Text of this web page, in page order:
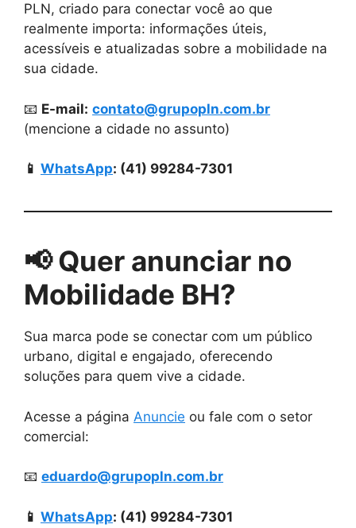
PLN, criado para conectar você ao que
realmente importa: informações úteis,
acessíveis e atualizadas sobre a mobilidade na
sua cidade.
📧 E-mail: contato@grupopln.com.br
(mencione a cidade no assunto)
📱 WhatsApp: (41) 99284-7301
📢 Quer anunciar no
Mobilidade BH?
Sua marca pode se conectar com um público
urbano, digital e engajado, oferecendo
soluções para quem vive a cidade.
Acesse a página Anuncie ou fale com o setor
comercial:
📧 eduardo@grupopln.com.br
📱 WhatsApp: (41) 99284-7301